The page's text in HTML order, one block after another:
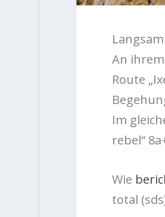
An
Route
Im
rebel“
Wie
total